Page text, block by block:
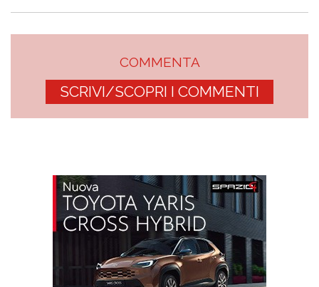
COMMENTA
SCRIVI/SCOPRI I COMMENTI